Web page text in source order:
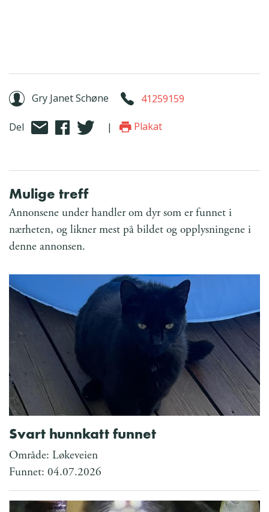
Gry Janet Schøne 41259159
Del | Plakat
Mulige treff
Annonsene under handler om dyr som er funnet i
nærheten, og likner mest på bildet og opplysningene i
denne annonsen.
Svart hunnkatt funnet
Område: Løkeveien
Funnet: 04.07.2026